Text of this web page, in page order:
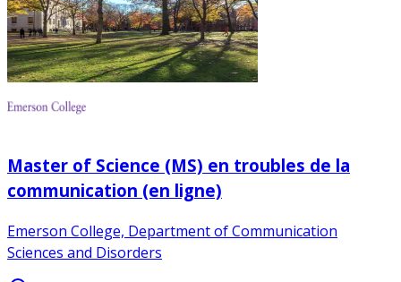
Master of Science (MS) en troubles de la
communication (en ligne)
Emerson College, Department of Communication
Sciences and Disorders